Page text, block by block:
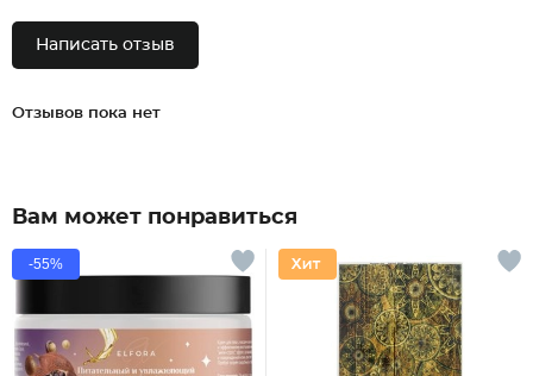
Написать отзыв
Отзывов пока нет
Вам может понравиться
-55%